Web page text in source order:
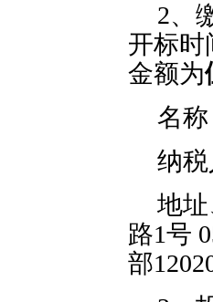
2、
开标时
金额为
名
纳税
地
路1号
部